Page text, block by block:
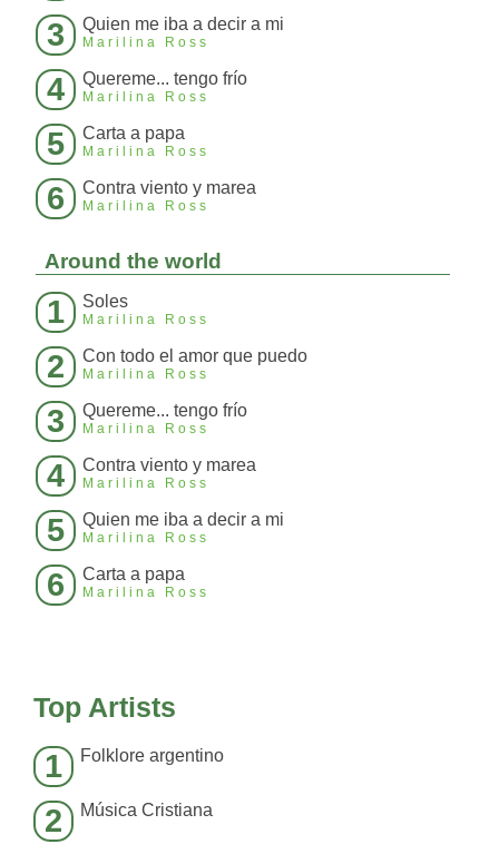
3 Quien me iba a decir a mi
Marilina Ross
4 Quereme... tengo frío
Marilina Ross
5 Carta a papa
Marilina Ross
6 Contra viento y marea
Marilina Ross
Around the world
1 Soles
Marilina Ross
2 Con todo el amor que puedo
Marilina Ross
3 Quereme... tengo frío
Marilina Ross
4 Contra viento y marea
Marilina Ross
5 Quien me iba a decir a mi
Marilina Ross
6 Carta a papa
Marilina Ross
Top Artists
1 Folklore argentino
2 Música Cristiana